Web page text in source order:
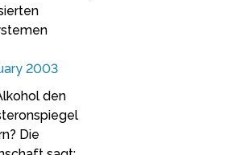
2003
den
Die